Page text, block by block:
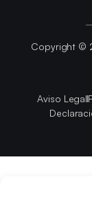
Copyright ©
Aviso Legal